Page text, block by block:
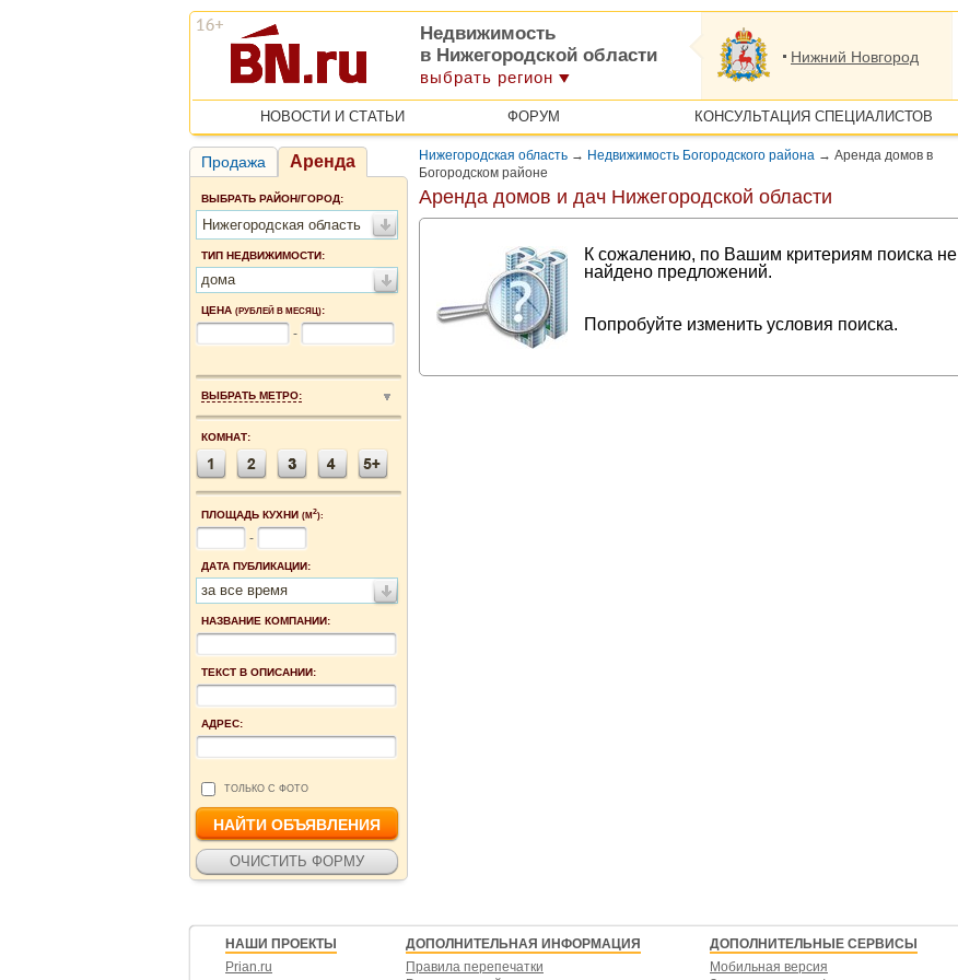
Недвижимость
в Нижегородской области
выбрать регион
Нижний Новгород
НОВОСТИ И СТАТЬИ ФОРУМ КОНСУЛЬТАЦИЯ СПЕЦИАЛИСТОВ
Продажа Аренда
ВЫБРАТЬ РАЙОН/ГОРОД:
Нижегородская область
ТИП НЕДВИЖИМОСТИ:
дома
ЦЕНА (РУБЛЕЙ В МЕСЯЦ):
-
ВЫБРАТЬ МЕТРО:
КОМНАТ:
ПЛОЩАДЬ КУХНИ (М2):
-
ДАТА ПУБЛИКАЦИИ:
за все время
НАЗВАНИЕ КОМПАНИИ:
ТЕКСТ В ОПИСАНИИ:
АДРЕС:
ТОЛЬКО С ФОТО
Нижегородская область → Недвижимость Богородского района → Аренда домов в
Богородском районе
Аренда домов и дач Нижегородской области
К сожалению, по Вашим критериям поиска не
найдено предложений.
Попробуйте изменить условия поиска.
НАШИ ПРОЕКТЫ
Prian.ru
ДОПОЛНИТЕЛЬНАЯ ИНФОРМАЦИЯ
Правила перепечатки
ДОПОЛНИТЕЛЬНЫЕ СЕРВИСЫ
Мобильная версия